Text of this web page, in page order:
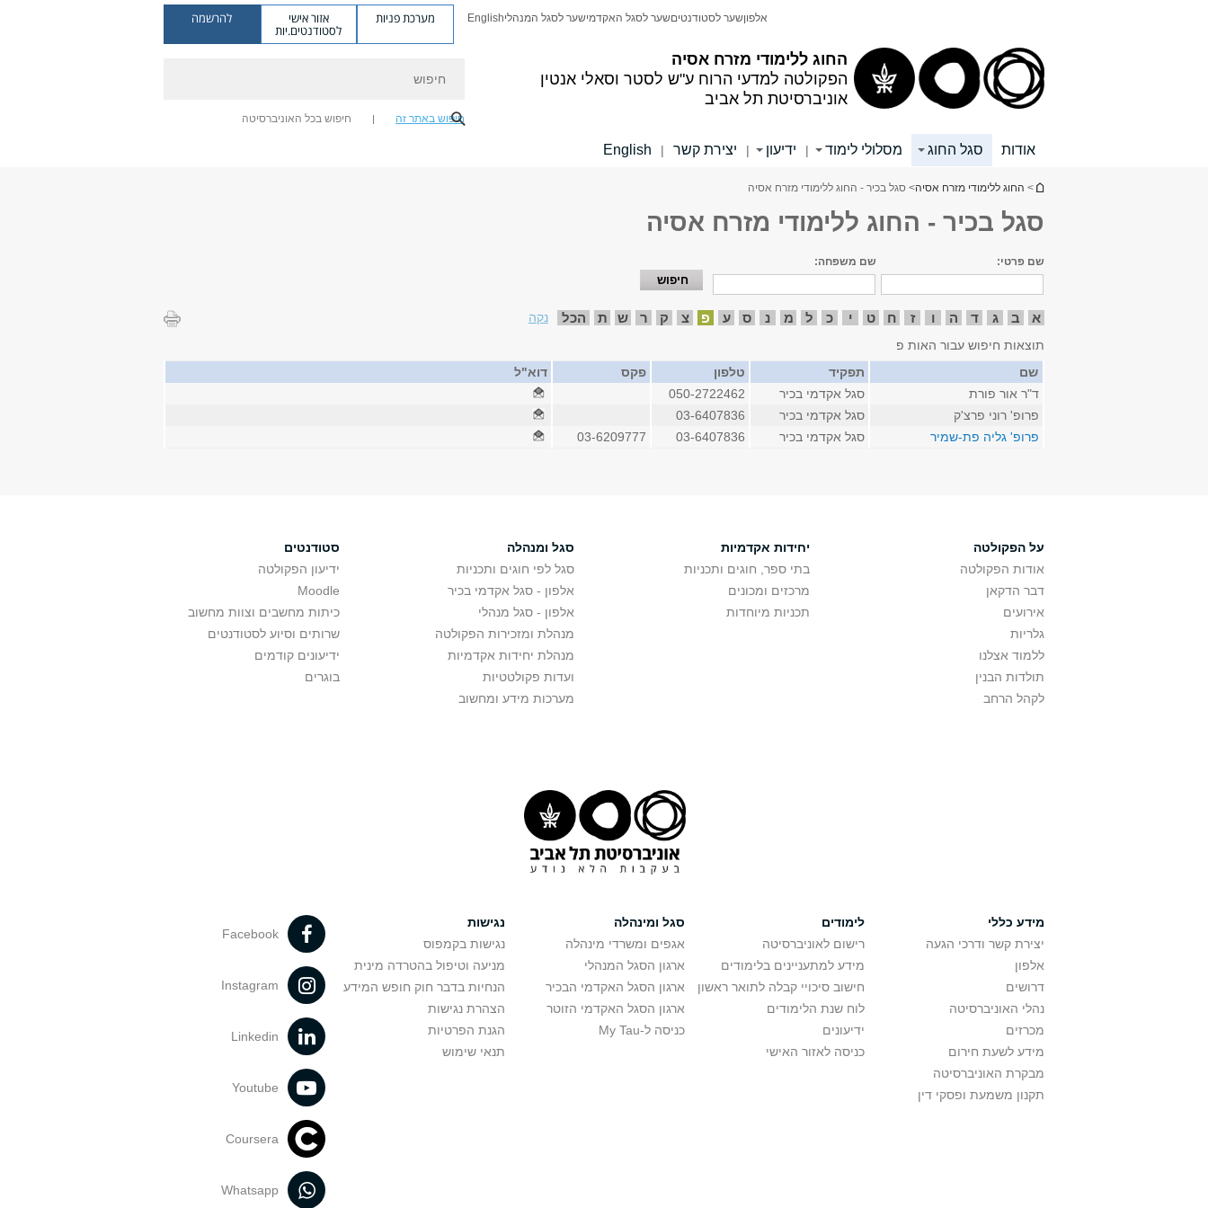
החוג ללימודי מזרח אסיה
הפקולטה למדעי הרוח ע"ש לסטר וסאלי אנטין
אוניברסיטת תל אביב
אלפוןשער לסטודנטיםשער לסגל האקדמישער לסגל המנהליEnglish מערכת פניות אזור אישי
לסטודנטים.יות
להרשמה
חיפוש באתר זה חיפוש בכל האוניברסיטה
אודות סגל החוג מסלולי לימוד | ידיעון | יצירת קשר |
English
הינך נמצא כאן
> החוג ללימודי מזרח אסיה> סגל בכיר - החוג ללימודי מזרח אסיה
סגל בכיר - החוג ללימודי מזרח אסיה
שם פרטי: שם משפחה:
א ב ג ד ה ו ז ח ט י כ ל מ נ ס ע פ צ ק ר ש ת הכל
נקה
תוצאות חיפוש עבור האות פ
שם
תפקיד טלפון פקס
דוא"ל
ד"ר אור פורת
סגל אקדמי בכיר
050-2722462
פרופ' רוני פרצ'ק
סגל אקדמי בכיר
03-6407836
פרופ' גליה פת-שמיר
סגל אקדמי בכיר 03-6407836
03-6209777
על הפקולטה
אודות הפקולטה
דבר הדקאן
אירועים
גלריות
ללמוד אצלנו
תולדות הבנין
לקהל הרחב
יחידות אקדמיות
בתי ספר, חוגים ותכניות
מרכזים ומכונים
תכניות מיוחדות
סגל ומנהלה
סגל לפי חוגים ותכניות
אלפון - סגל אקדמי בכיר
אלפון - סגל מנהלי
מנהלת ומזכירות הפקולטה
מנהלת יחידות אקדמיות
ועדות פקולטטיות
מערכות מידע ומחשוב
סטודנטים
ידיעון הפקולטה
Moodle
כיתות מחשבים וצוות מחשוב
שרותים וסיוע לסטודנטים
ידיעונים קודמים
בוגרים
מידע כללי
יצירת קשר ודרכי הגעה
אלפון
דרושים
נהלי האוניברסיטה
מכרזים
מידע לשעת חירום
מבקרת האוניברסיטה
תקנון משמעת ופסקי דין
לימודים
רישום לאוניברסיטה
מידע למתעניינים בלימודים
חישוב סיכויי קבלה לתואר ראשון
לוח שנת הלימודים
ידיעונים
כניסה לאזור האישי
סגל ומינהלה
אגפים ומשרדי מינהלה
ארגון הסגל המנהלי
ארגון הסגל האקדמי הבכיר
ארגון הסגל האקדמי הזוטר
כניסה ל-My Tau
נגישות
נגישות בקמפוס
מניעה וטיפול בהטרדה מינית
הנחיות בדבר חוק חופש המידע
הצהרת נגישות
הגנת הפרטיות
תנאי שימוש
Facebook
Instagram
Linkedin
Youtube
Coursera
Whatsapp